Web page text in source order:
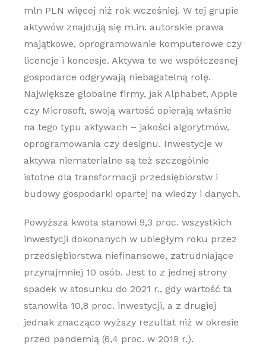
mln PLN więcej niż rok wcześniej. W tej grupie
aktywów znajdują się m.in. autorskie prawa
majątkowe, oprogramowanie komputerowe czy
licencje i koncesje. Aktywa te we współczesnej
gospodarce odgrywają niebagatelną rolę.
Największe globalne firmy, jak Alphabet, Apple
czy Microsoft, swoją wartość opierają właśnie
na tego typu aktywach – jakości algorytmów,
oprogramowania czy designu. Inwestycje w
aktywa niematerialne są też szczególnie
istotne dla transformacji przedsiębiorstw i
budowy gospodarki opartej na wiedzy i danych.
Powyższa kwota stanowi 9,3 proc. wszystkich
inwestycji dokonanych w ubiegłym roku przez
przedsiębiorstwa niefinansowe, zatrudniające
przynajmniej 10 osób. Jest to z jednej strony
spadek w stosunku do 2021 r., gdy wartość ta
stanowiła 10,8 proc. inwestycji, a z drugiej
jednak znacząco wyższy rezultat niż w okresie
przed pandemią (6,4 proc. w 2019 r.).